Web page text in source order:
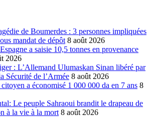
de Boumerdes : 3 personnes impliquées
mandat de dépôt 8 août 2026
a saisie 10,5 tonnes en provenance
2026
: L’Allemand Ulumaskan Sinan libéré par
Sécurité de l’Armée 8 août 2026
a économisé 1 000 000 da en 7 ans 8
Le peuple Sahraoui brandit le drapeau de
à la vie à la mort 8 août 2026